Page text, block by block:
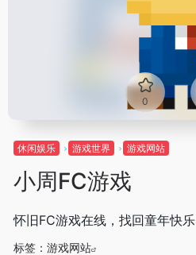
0
休闲娱乐 游戏世界 游戏网站
小周FC游戏
怀旧FC游戏在线，找回童年快乐
标签： 游戏网站